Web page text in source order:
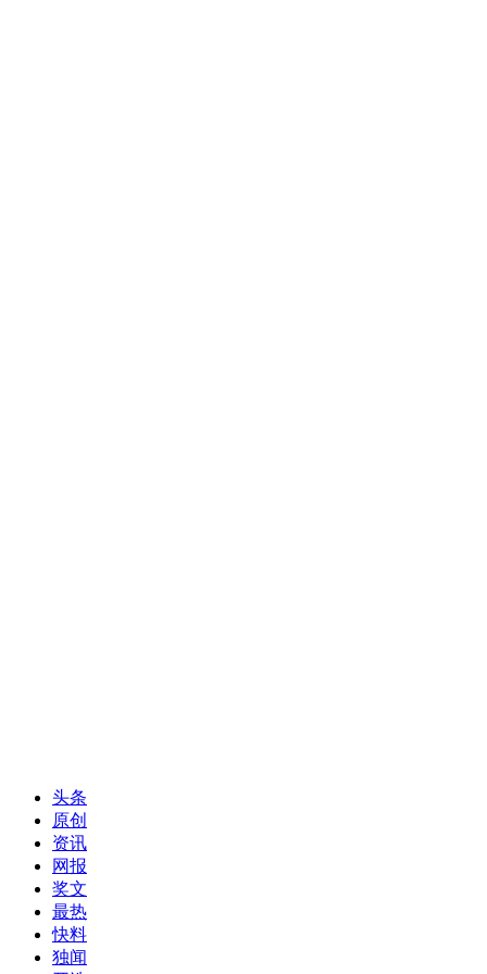
头条
原创
资讯
网报
奖文
最热
快料
独闻